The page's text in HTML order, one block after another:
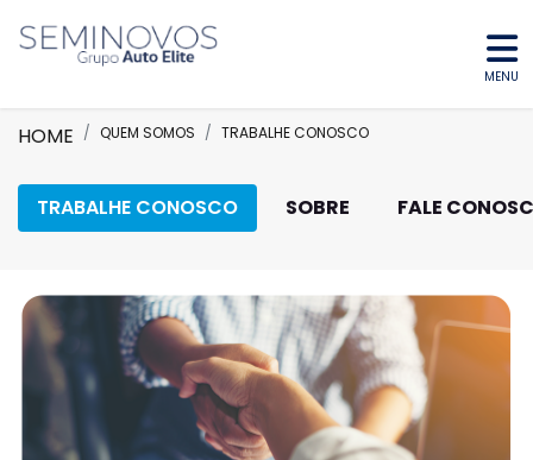
MENU
HOME QUEM SOMOS TRABALHE CONOSCO
SOBRE FALE
TRABALHE CONOSCO